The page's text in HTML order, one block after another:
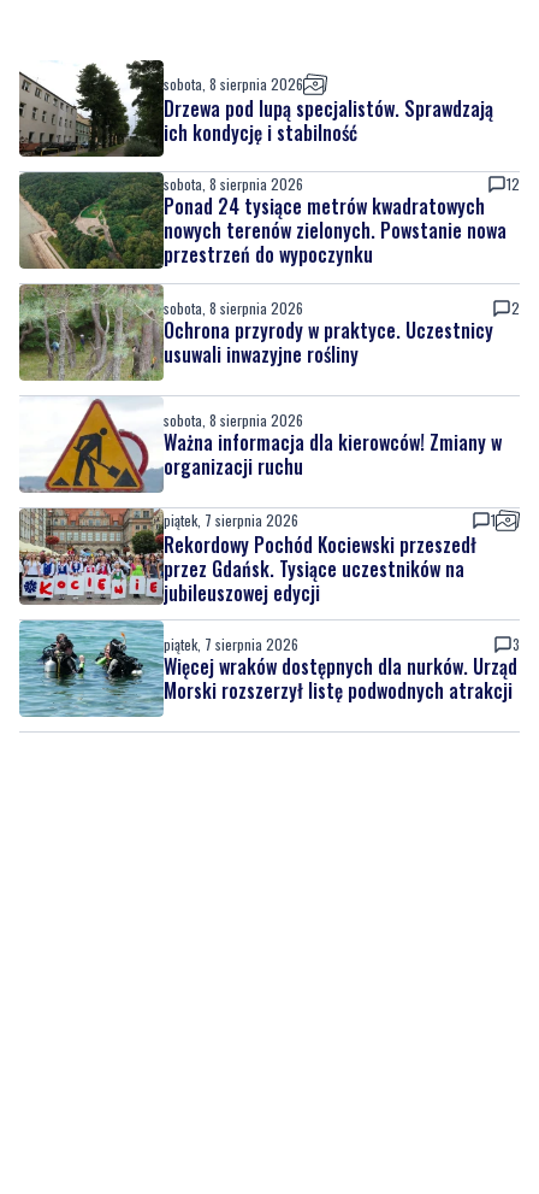
sobota, 8 sierpnia 2026
Ponad 24 tysiące metrów kwadratowych
nowych terenów zielonych. Powstanie nowa
przestrzeń do wypoczynku
sobota, 8 sierpnia 2026
Ochrona przyrody w praktyce. Uczestnicy
usuwali inwazyjne rośliny
sobota, 8 sierpnia 2026
Ważna informacja dla kierowców! Zmiany w
piątek, 7 sierpnia 2026
Rekordowy Pochód Kociewski przeszedł
przez Gdańsk. Tysiące uczestników na
jubileuszowej edycji
piątek, 7 sierpnia 2026
Więcej wraków dostępnych dla nurków. Urząd
Morski rozszerzył listę podwodnych atrakcji